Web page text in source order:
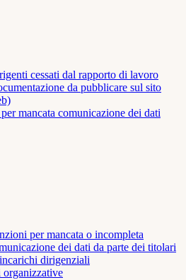
cessati dal rapporto di lavoro
da pubblicare sul sito
mancata comunicazione dei dati
per mancata o incompleta
dei dati da parte dei titolari
dirigenziali
organizzative